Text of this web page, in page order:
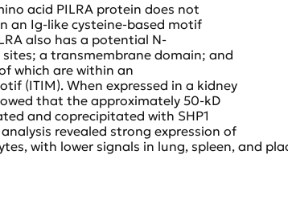
acid PILRA protein does not
an Ig-like cysteine-based motif
also has a potential N-
a transmembrane domain; and
which are within an
(ITIM). When expressed in a kidney
that the approximately 50-kD
and coprecipitated with SHP1
revealed strong expression of
with lower signals in lung, spleen, and